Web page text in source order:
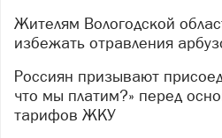
Жителям Вологодской области объяснили, как
избежать отравления
Россиян призывают присоединиться к акции «За
что мы платим?» перед
тарифов ЖКУ